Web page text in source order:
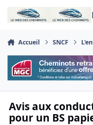
Aller au contenu
Accueil SNCF
Avis aux
pour un BS